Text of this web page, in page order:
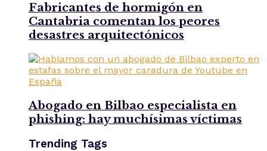
Fabricantes de hormigón en
Cantabria comentan los peores
desastres arquitectónicos
Abogado en Bilbao especialista en
phishing: hay muchísimas víctimas
Trending Tags